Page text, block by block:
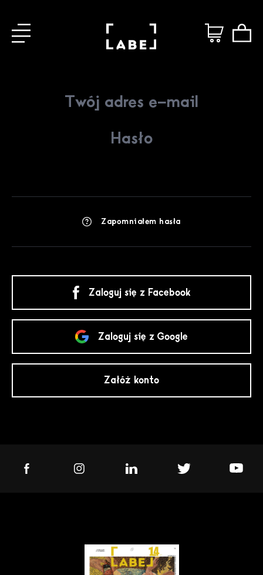
Zapomniałem hasła
Zaloguj się z Facebook
Zaloguj się z Google
Załóż konto